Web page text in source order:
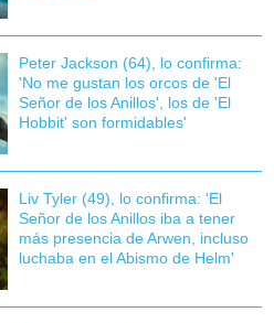
Peter Jackson (64), lo confirma:
'No me gustan los orcos de 'El
Señor de los Anillos', los de 'El
Hobbit' son formidables'
Liv Tyler (49), lo confirma: 'El
Señor de los Anillos iba a tener
más presencia de Arwen, incluso
luchaba en el Abismo de Helm'